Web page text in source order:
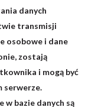
danych
transmisji
osobowe i dane
zostają
i mogą być
serwerze.
w bazie danych są